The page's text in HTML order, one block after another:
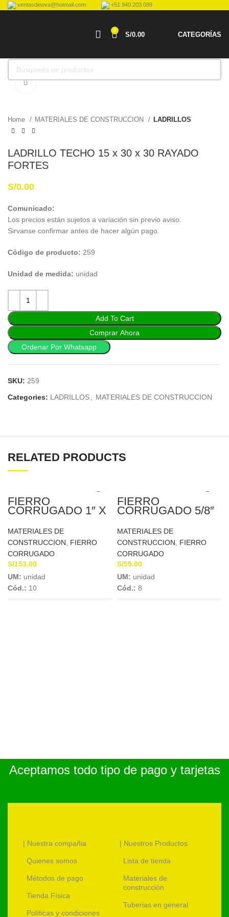
ventasdinova@hotmail.com +51 940 203 089
0
S/0.00 CATEGORÍAS
Haga Click para agrandar
Home MATERIALES DE CONSTRUCCION LADRILLOS
LADRILLO TECHO 15 x 30 x 30 RAYADO
FORTES
S/0.00
Comunicado:
Los precios están sujetos a variación sin previo aviso.
Sirvanse confirmar antes de hacer algún pago.
Código de producto: 259
Unidad de medida: unidad
Add To Cart
Comprar Ahora
Ordenar Por Whatsapp
SKU: 259
Categories: LADRILLOS MATERIALES DE CONSTRUCCION
RELATED PRODUCTS
FIERRO
CORRUGADO 1″ X
MATERIALES DE
CONSTRUCCION
FIERRO
CORRUGADO
S/153.00
UM: unidad
Cód.: 10
FIERRO
CORRUGADO 5/8″
SIDERPERU
MATERIALES DE
CONSTRUCCION
FIERRO
CORRUGADO
S/59.00
UM: unidad
Cód.: 8
Aceptamos todo tipo de pago y tarjetas
| Nuestra compañia
Quienes somos
Métodos de pago
Tienda Física
Políticas y condiciones
| Nuestros Productos
Lista de tienda
Materiales de
construcción
Tuberias en general